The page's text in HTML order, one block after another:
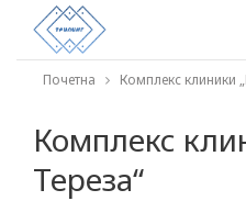
Почетна Комплекс клиники
Комплекс
Тереза“